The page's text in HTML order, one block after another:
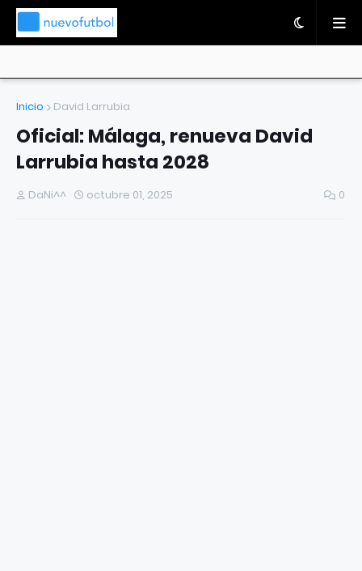
Inicio David Larrubia
Oficial: Málaga, renueva David
Larrubia hasta 2028
DaNi^^ octubre 01, 2025 0